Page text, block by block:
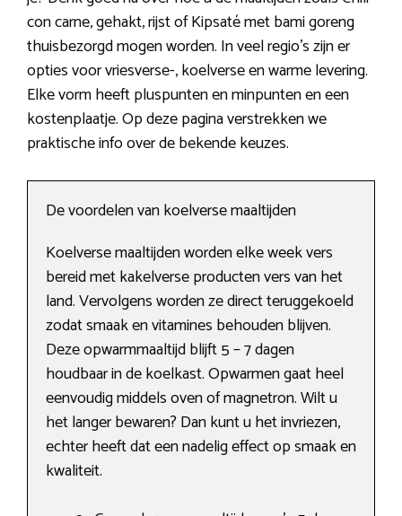
con carne, gehakt, rijst of Kipsaté met bami goreng
thuisbezorgd mogen worden. In veel regio’s zijn er
opties voor vriesverse-, koelverse en warme levering.
Elke vorm heeft pluspunten en minpunten en een
kostenplaatje. Op deze pagina verstrekken we
praktische info over de bekende keuzes.
De voordelen van koelverse maaltijden
Koelverse maaltijden worden elke week vers
bereid met kakelverse producten vers van het
land. Vervolgens worden ze direct teruggekoeld
zodat smaak en vitamines behouden blijven.
Deze opwarmmaaltijd blijft 5 – 7 dagen
houdbaar in de koelkast. Opwarmen gaat heel
eenvoudig middels oven of magnetron. Wilt u
het langer bewaren? Dan kunt u het invriezen,
echter heeft dat een nadelig effect op smaak en
kwaliteit.